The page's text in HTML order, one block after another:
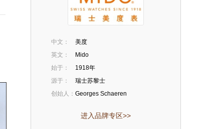
中文：
美度
英文：
Mido
始于：
1918年
源于：
瑞士苏黎士
创始人： Georges Schaeren
进入品牌专区>>